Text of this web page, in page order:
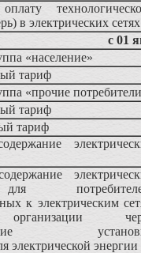
в электрических сетях
с 01
«население»
тариф
«прочие
тариф
тариф
к электрическим
электрической энергии